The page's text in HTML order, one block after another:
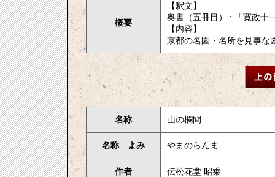
概要
【釈文】
奥書（五冊目） : 「寛政十
【内容】
京都の名園・名所を見事な
名称 山の欄間
名称 よみ やまのらんま
作者 伝松花堂 昭乗